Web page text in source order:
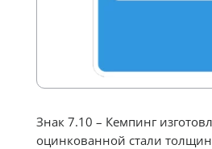
Знак 7.10 – Кемпинг
оцинкованной стали